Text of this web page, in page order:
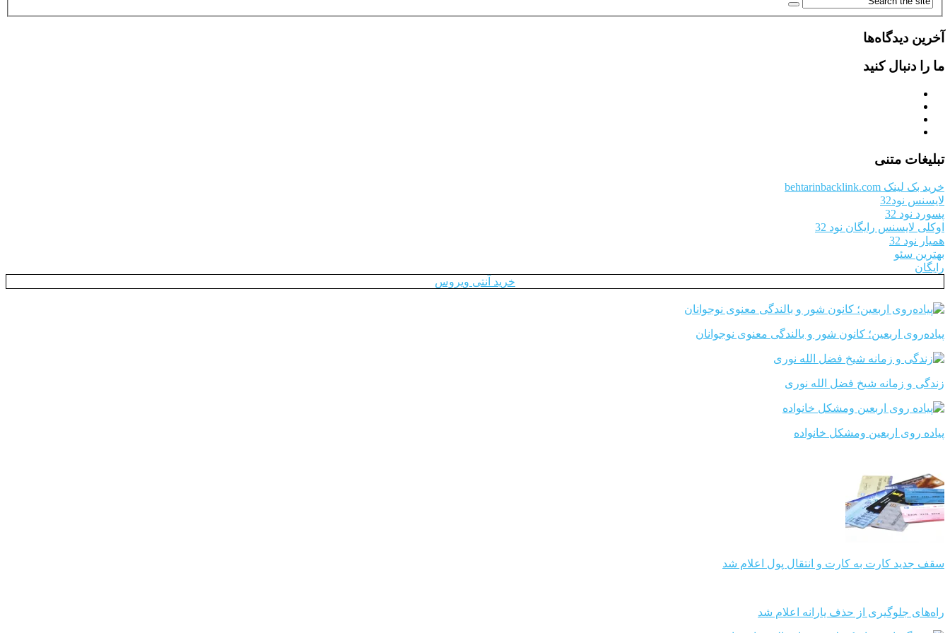
آخرین دیدگاه‌ها
ما را دنبال کنید
تبلیغات متنی
خرید بک لینک behtarinbacklink.com
لایسنس نود32
پسورد نود 32
اوکلی لایسنس رایگان نود 32
همیار نود 32
بهترین سئو
رایگان
خرید آنتی ویروس
پیاده‌روی اربعین؛ کانون شور و بالندگی معنوی نوجوانان
زندگی و زمانه شیخ فضل الله نوری
پیاده روی اربعین ومشکل خانواده
سقف جدید کارت به کارت و انتقال پول اعلام شد
راه‌های جلوگیری از حذف یارانه اعلام شد